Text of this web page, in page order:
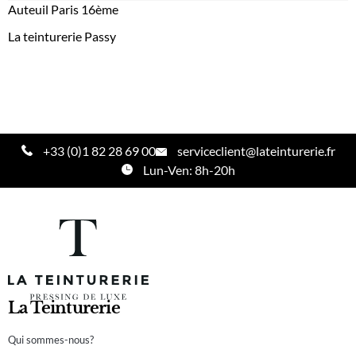
Auteuil Paris 16ème
La teinturerie Passy
+33 (0)1 82 28 69 00
serviceclient@lateinturerie.fr
Lun-Ven: 8h-20h
La Teinturerie
Qui sommes-nous?